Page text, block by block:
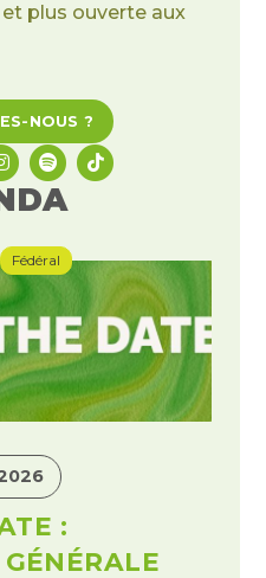
plus ouverte aux
NOUS ?
: